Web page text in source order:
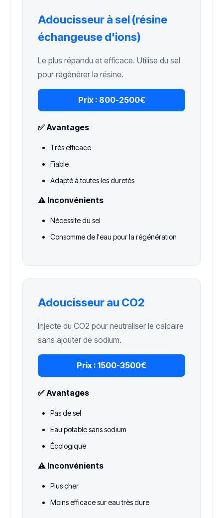
Adoucisseur à sel (résine
échangeuse d'ions)
Le plus répandu et efficace. Utilise du sel
pour régénérer la résine.
Prix : 800-2500€
✅ Avantages
Très efficace
Fiable
Adapté à toutes les duretés
⚠️ Inconvénients
Nécessite du sel
Consomme de l'eau pour la régénération
Adoucisseur au CO2
Injecte du CO2 pour neutraliser le calcaire
sans ajouter de sodium.
Prix : 1500-3500€
✅ Avantages
Pas de sel
Eau potable sans sodium
Écologique
⚠️ Inconvénients
Plus cher
Moins efficace sur eau très dure